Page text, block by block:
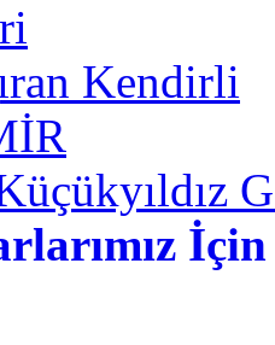
Kendirli
İçin